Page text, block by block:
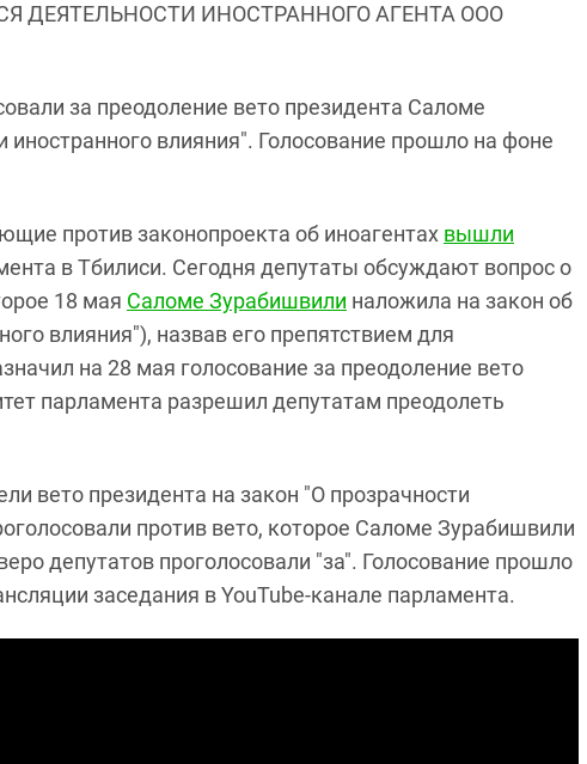
ДЕЯТЕЛЬНОСТИ ИНОСТРАННОГО АГЕНТА ООО
за преодоление вето президента Саломе
влияния". Голосование прошло на фоне
против законопроекта об иноагентах вышли
в Тбилиси. Сегодня депутаты обсуждают вопрос о
18 мая Саломе Зурабишвили наложила на закон об
влияния"), назвав его препятствием для
на 28 мая голосование за преодоление вето
парламента разрешил депутатам преодолеть
вето президента на закон "О прозрачности
против вето, которое Саломе Зурабишвили
депутатов проголосовали "за". Голосование прошло
заседания в YouTube-канале парламента.